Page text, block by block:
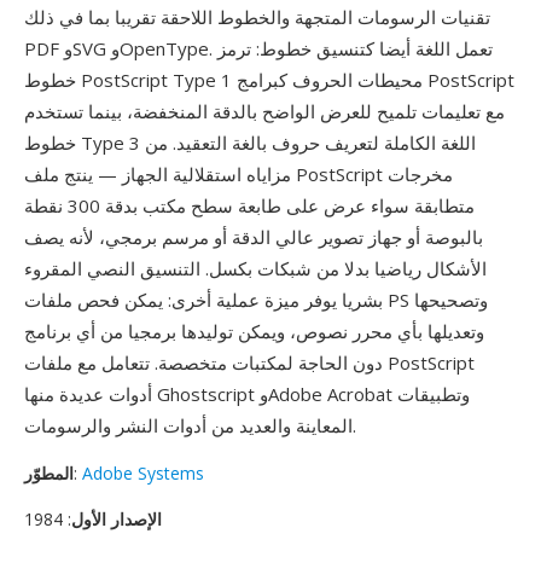
تقنيات الرسومات المتجهة والخطوط اللاحقة تقريبا بما في ذلك
PDF وSVG وOpenType. تعمل اللغة أيضا كتنسيق خطوط: ترمز
خطوط PostScript Type 1 محيطات الحروف كبرامج PostScript
مع تعليمات تلميح للعرض الواضح بالدقة المنخفضة، بينما تستخدم
خطوط Type 3 اللغة الكاملة لتعريف حروف بالغة التعقيد. من
مزاياه استقلالية الجهاز — ينتج ملف PostScript مخرجات
متطابقة سواء عرض على طابعة سطح مكتب بدقة 300 نقطة
بالبوصة أو جهاز تصوير عالي الدقة أو مرسم برمجي، لأنه يصف
الأشكال رياضيا بدلا من شبكات بكسل. التنسيق النصي المقروء
بشريا يوفر ميزة عملية أخرى: يمكن فحص ملفات PS وتصحيحها
وتعديلها بأي محرر نصوص، ويمكن توليدها برمجيا من أي برنامج
دون الحاجة لمكتبات متخصصة. تتعامل مع ملفات PostScript
أدوات عديدة منها Ghostscript وAdobe Acrobat وتطبيقات
المعاينة والعديد من أدوات النشر والرسومات.
المطوّر: Adobe Systems
الإصدار الأول: 1984